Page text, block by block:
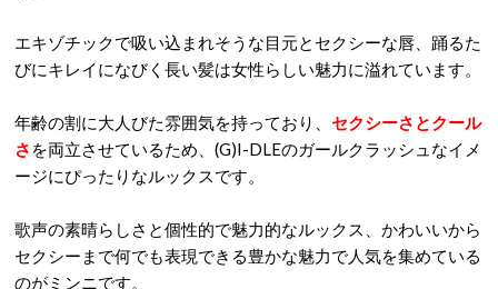
エキゾチックで吸い込まれそうな目元とセクシーな唇、踊るた
びにキレイになびく長い髪は女性らしい魅力に溢れています。
年齢の割に大人びた雰囲気を持っており、 セクシーさとクール
さ を両立させているため、(G)I-DLEのガールクラッシュなイメ
ージにぴったりなルックスです。
歌声の素晴らしさと個性的で魅力的なルックス、かわいいから
セクシーまで何でも表現できる豊かな魅力で人気を集めている
のがミンニです。